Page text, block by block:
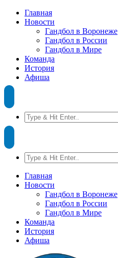
Главная
Новости
Гандбол в Воронеже
Гандбол в России
Гандбол в Мире
Команда
История
Афиша
Главная
Новости
Гандбол в Воронеже
Гандбол в России
Гандбол в Мире
Команда
История
Афиша